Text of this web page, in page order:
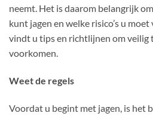
neemt. Het is daarom belangrijk
kunt jagen en welke risico’s u
vindt u tips en richtlijnen om veilig
voorkomen.
Weet de regels
Voordat u begint met jagen, is het